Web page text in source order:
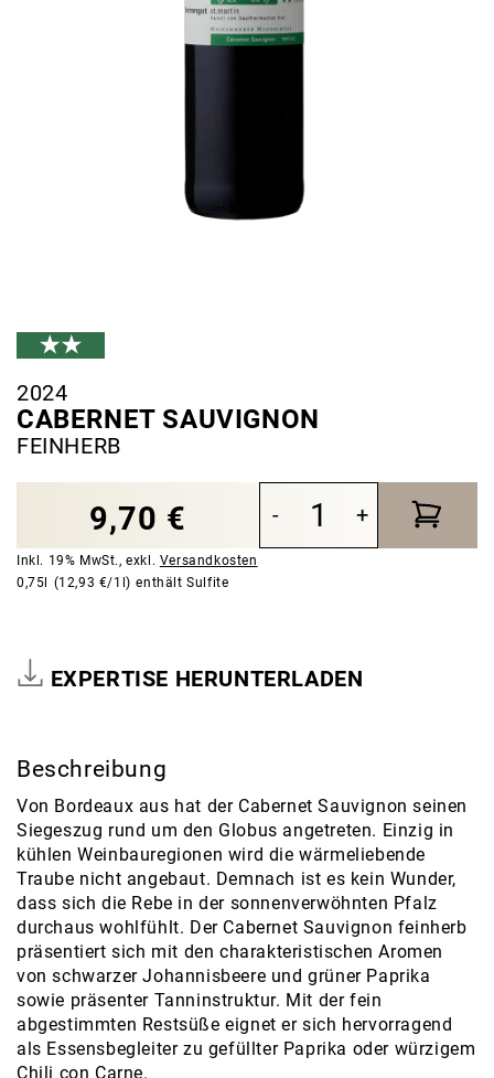
2024
CABERNET SAUVIGNON
FEINHERB
9,70 €
Inkl. 19% MwSt.,exkl. Versandkosten
- +
0,75l (12,93 €/1l) enthält Sulfite
EXPERTISE HERUNTERLADEN
Beschreibung
Von Bordeaux aus hat der Cabernet Sauvignon seinen
Siegeszug rund um den Globus angetreten. Einzig in
kühlen Weinbauregionen wird die wärmeliebende
Traube nicht angebaut. Demnach ist es kein Wunder,
dass sich die Rebe in der sonnenverwöhnten Pfalz
durchaus wohlfühlt. Der Cabernet Sauvignon feinherb
präsentiert sich mit den charakteristischen Aromen
von schwarzer Johannisbeere und grüner Paprika
sowie präsenter Tanninstruktur. Mit der fein
abgestimmten Restsüße eignet er sich hervorragend
als Essensbegleiter zu gefüllter Paprika oder würzigem
Chili con Carne.